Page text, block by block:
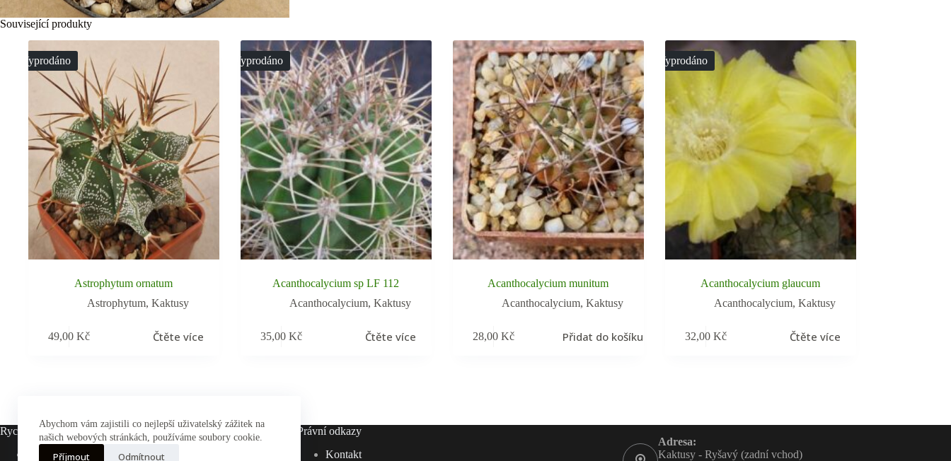
Abychom vám zajistili co nejlepší uživatelský zážitek na
našich webových stránkách, používáme soubory cookie.
Příjmout Odmítnout
Související produkty
Vyprodáno
Astrophytum ornatum
Astrophytum, Kaktusy
49,00 Kč Čtěte více
Vyprodáno
Acanthocalycium sp LF 112
Acanthocalycium, Kaktusy
35,00 Kč Čtěte více
Acanthocalycium munitum
Acanthocalycium, Kaktusy
28,00 Kč Přidat do košíku
Vyprodáno
Acanthocalycium glaucum
Acanthocalycium, Kaktusy
32,00 Kč Čtěte více
Rychlé odkazy
Hlavní stránka
Právní odkazy
Kontakt
Adresa:
Kaktusy - Ryšavý (zadní vchod)